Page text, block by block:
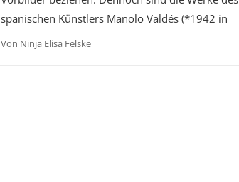
spanischen Künstlers Manolo Valdés (*1942 in
Von Ninja Elisa Felske